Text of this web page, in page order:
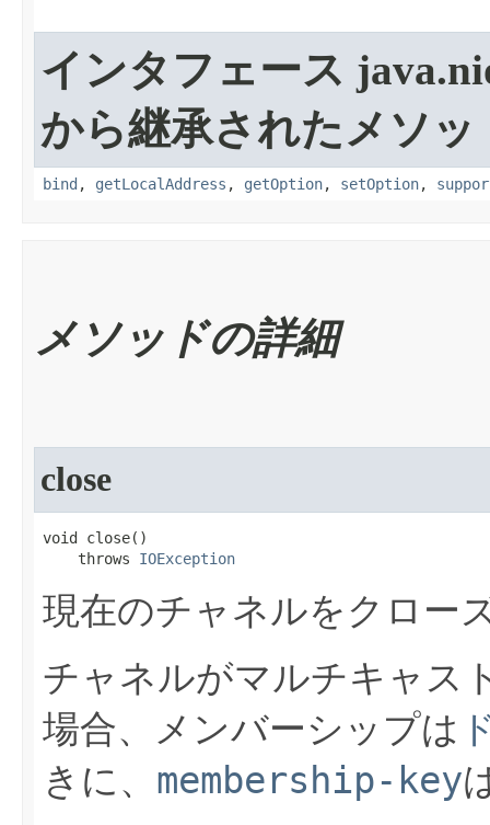
インタフェース
から継承されたメソッ
bind , getLocalAddress , getOption, setOption,
メソッドの詳細
close
void close​()
    throws
IOException
現在のチャネルをクロー
チャネルがマルチキャス
場合、メンバーシップは
きに、 membership-key